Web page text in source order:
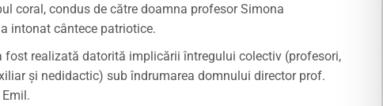
coral, condus de către doamna profesor Simona
intonat cântece patriotice.
fost realizată datorită implicării întregului colectiv (profesori,
și nedidactic) sub îndrumarea domnului director prof.